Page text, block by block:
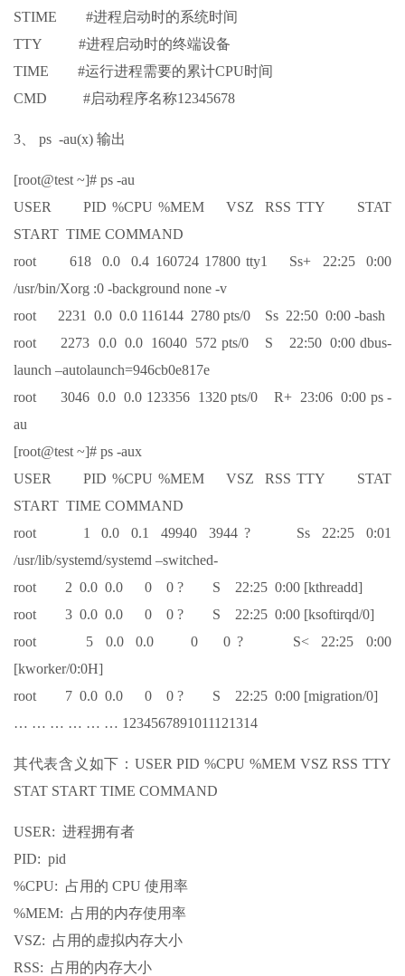
STIME #进程启动时的系统时间
TTY #进程启动时的终端设备
TIME #运行进程需要的累计CPU时间
CMD #启动程序名称12345678
3、 ps -au(x) 输出
[root@test ~]# ps -au
USER PID %CPU %MEM VSZ RSS TTY STAT
START TIME COMMAND
root 618 0.0 0.4 160724 17800 tty1 Ss+ 22:25 0:00
/usr/bin/Xorg :0 -background none -v
root 2231 0.0 0.0 116144 2780 pts/0 Ss 22:50 0:00 -bash
root 2273 0.0 0.0 16040 572 pts/0 S 22:50 0:00 dbus-
launch –autolaunch=946cb0e817e
root 3046 0.0 0.0 123356 1320 pts/0 R+ 23:06 0:00 ps -
au
[root@test ~]# ps -aux
USER PID %CPU %MEM VSZ RSS TTY STAT
START TIME COMMAND
root 1 0.0 0.1 49940 3944 ? Ss 22:25 0:01
/usr/lib/systemd/systemd –switched-
root 2 0.0 0.0 0 0 ? S 22:25 0:00 [kthreadd]
root 3 0.0 0.0 0 0 ? S 22:25 0:00 [ksoftirqd/0]
root 5 0.0 0.0 0 0 ? S< 22:25 0:00
[kworker/0:0H]
root 7 0.0 0.0 0 0 ? S 22:25 0:00 [migration/0]
… … … … … … 1234567891011121314
其代表含义如下：USER PID %CPU %MEM VSZ RSS TTY
STAT START TIME COMMAND
USER: 进程拥有者
PID: pid
%CPU: 占用的 CPU 使用率
%MEM: 占用的内存使用率
VSZ: 占用的虚拟内存大小
RSS: 占用的内存大小